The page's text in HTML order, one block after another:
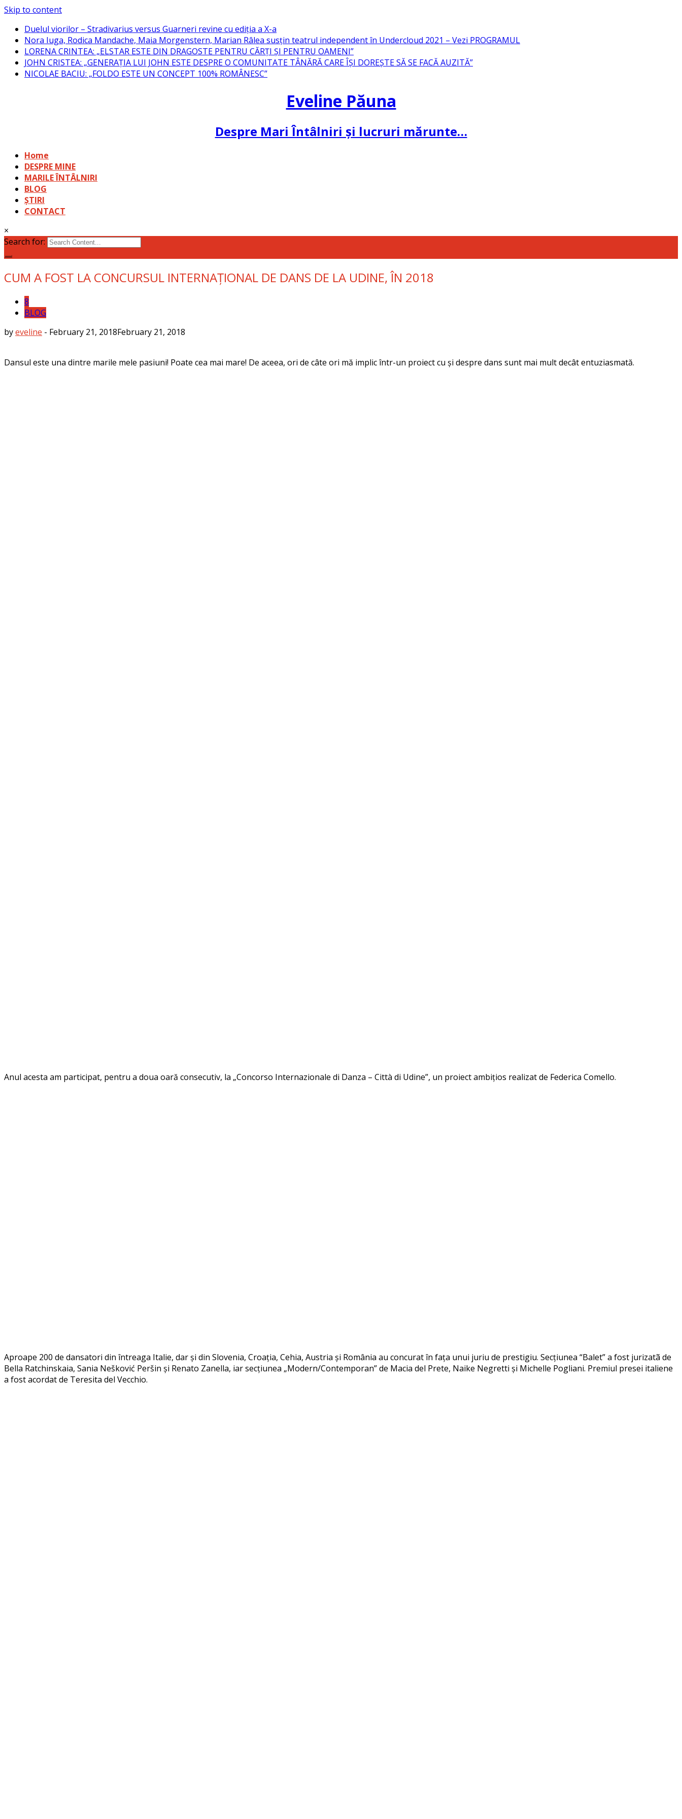
Skip to content
Duelul viorilor – Stradivarius versus Guarneri revine cu ediția a X-a
Nora Iuga, Rodica Mandache, Maia Morgenstern, Marian Râlea susțin teatrul independent în Undercloud 2021 – Vezi PROGRAMUL
LORENA CRINTEA: „ELSTAR ESTE DIN DRAGOSTE PENTRU CĂRȚI ȘI PENTRU OAMENI”
JOHN CRISTEA: „GENERAȚIA LUI JOHN ESTE DESPRE O COMUNITATE TÂNĂRĂ CARE ÎȘI DOREȘTE SĂ SE FACĂ AUZITĂ”
NICOLAE BACIU: „FOLDO ESTE UN CONCEPT 100% ROMÂNESC”
Eveline Păuna
Despre Mari Întâlniri și lucruri mărunte…
Home
DESPRE MINE
MARILE ÎNTÂLNIRI
BLOG
ȘTIRI
CONTACT
×
Search for:
CUM A FOST LA CONCURSUL INTERNAȚIONAL DE DANS DE LA UDINE, ÎN 2018
8
BLOG
byeveline - February 21, 2018February 21, 2018
Dansul este una dintre marile mele pasiuni! Poate cea mai mare! De aceea, ori de câte ori mă implic într-un proiect cu și despre dans sunt mai mult decât entuziasmată.
Anul acesta am participat, pentru a doua oară consecutiv, la „Concorso Internazionale di Danza – Città di Udine”, un proiect ambițios realizat de Federica Comello.
Aproape 200 de dansatori din întreaga Italie, dar și din Slovenia, Croația, Cehia, Austria și România au concurat în fața unui juriu de prestigiu. Secțiunea “Balet” a fost jurizatã de
Bella Ratchinskaia, Sania Nešković Peršin și Renato Zanella, iar secțiunea „Modern/Contemporan” de Macia del Prete, Naike Negretti și Michelle Pogliani. Premiul presei italiene
a fost acordat de Teresita del Vecchio.